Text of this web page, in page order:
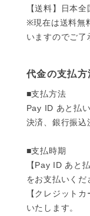
【送料】日本全
※現在は送料無
いますのでご了
代金の支払方
■支払方法
Pay ID あと払
決済、銀行振込
■支払時期
【Pay ID あと
をお支払いくだ
【クレジット
いたします。